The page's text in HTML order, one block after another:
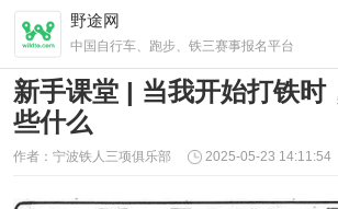
野途网
中国自行车、跑步、铁三赛事报名平台
新手课堂 | 当我开始打铁时
些什么
作者：宁波铁人三项俱乐部 2025-05-23 14:11:54